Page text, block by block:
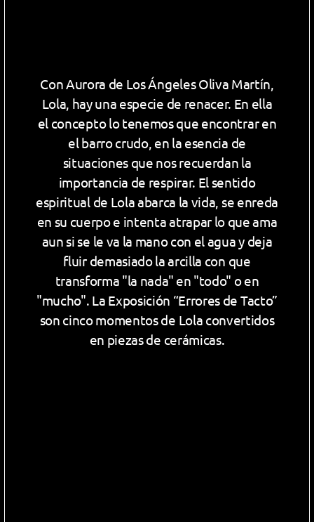
Con Aurora de Los Ángeles Oliva Martín,
Lola, hay una especie de renacer. En ella
el concepto lo tenemos que encontrar en
el barro crudo, en la esencia de
situaciones que nos recuerdan la
importancia de respirar. El sentido
espiritual de Lola abarca la vida, se enreda
en su cuerpo e intenta atrapar lo que ama
aun si se le va la mano con el agua y deja
fluir demasiado la arcilla con que
transforma "la nada" en "todo" o en
"mucho". La Exposición “Errores de Tacto”
son cinco momentos de Lola convertidos
en piezas de cerámicas.